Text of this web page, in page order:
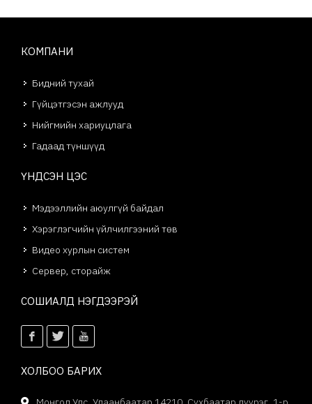
КОМПАНИ
Бидний тухай
Гүйцэтгэсэн ажлууд
Нийгмийн хариуцлага
Гадаад түншүүд
ҮНДСЭН ЦЭС
Мэдээллийн аюулгүй байдал
Хэрэглэгчийн үйлчилгээний төв
Видео хурлын систем
Сервер, сторайж
СОШИАЛД НЭГДЭЭРЭЙ
ХОЛБОО БАРИХ